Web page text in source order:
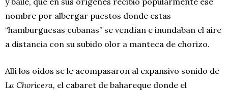
nombre por albergar puestos donde estas
“hamburguesas cubanas” se vendían e inundaban el aire
a distancia con su subido olor a manteca de chorizo.
Allí los oídos se le acompasaron al expansivo sonido de
La Choricera, el cabaret de bahareque donde el